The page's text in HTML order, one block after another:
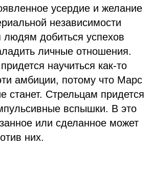
усердие и желание
независимости
людям добиться успехов
личные отношения.
научиться как-то
амбиции, потому что Марс
станет. Стрельцам придется
вспышки. В это
или сделанное может
них.